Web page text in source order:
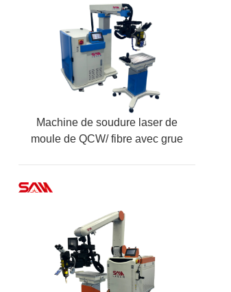
Machine de soudure laser de
moule de QCW/ fibre avec grue